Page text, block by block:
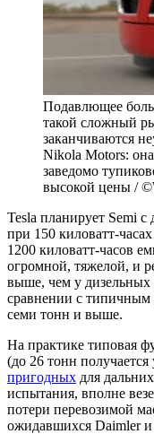
Подавлющее
такой сложный
заканчиваются
Nikola Motors:
заведомо
высокой цены /
Tesla планирует Semi
при 150 киловатт-
1200 киловатт-часов
огромной, тяжелой, и
выше, чем у дизельных
сравнении с типичным
семи тонн и выше.
На практике типовая
(до 26 тонн получается
пригодных для
испытания, вполне
потери перевозимой
ожидавшихся Daimler